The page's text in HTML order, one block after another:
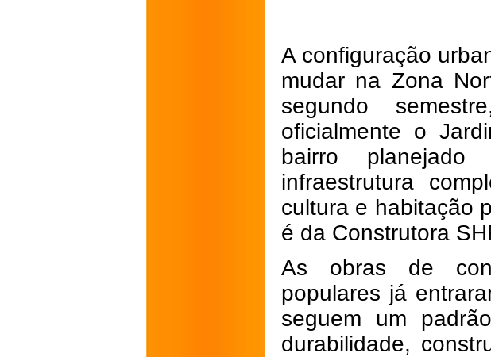
A configuração
mudar na Zona
segundo
oficialmente o
bairro
infraestrutura
cultura e habitação
é da Construtora
As obras de
populares já
seguem um
durabilidade,